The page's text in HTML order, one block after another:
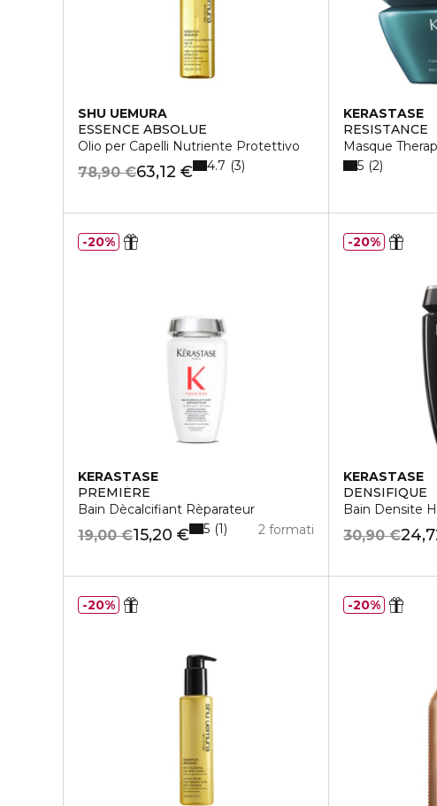
SHU UEMURA
ESSENCE ABSOLUE
Olio per Capelli Nutriente Protettivo
63,12 €
78,90 € 4.7 3
KERASTASE
RESISTANCE
Masque
5 2
KERASTASE
PREMIÈRE
Bain Dècalcifiant Rèparateur
15,20 €
19,00 € 2 formati
5 1
20%
KERASTASE
DENSIFIQUE
Bain Densite
30,90 €
20%
20% 20%